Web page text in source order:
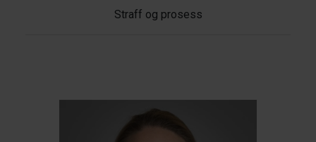
Straff og prosess